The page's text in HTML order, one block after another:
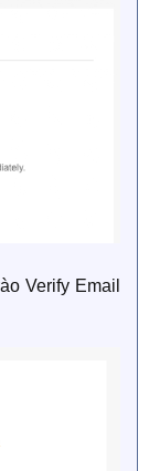
Verify Email